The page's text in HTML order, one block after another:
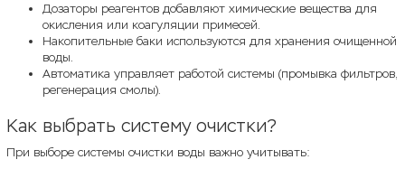
Дозаторы реагентов добавляют химические вещества для
окисления или коагуляции примесей.
Накопительные баки используются для хранения очищенной
воды.
Автоматика управляет работой системы (промывка фильтров,
регенерация смолы).
Как выбрать систему очистки?
При выборе системы очистки воды важно учитывать: